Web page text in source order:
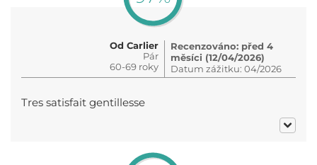
Od Carlier
Pár
60-69 roky
Recenzováno: před 4
měsíci (12/04/2026)
Datum zážitku: 04/2026
Tres satisfait gentillesse